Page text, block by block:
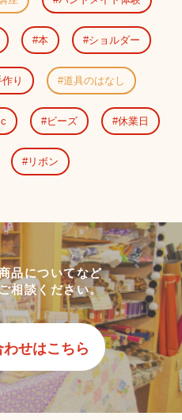
本 ショルダー
り 道具のはなし
ビーズ 休業日
リボン
品についてなど
相談ください。
わせはこちら